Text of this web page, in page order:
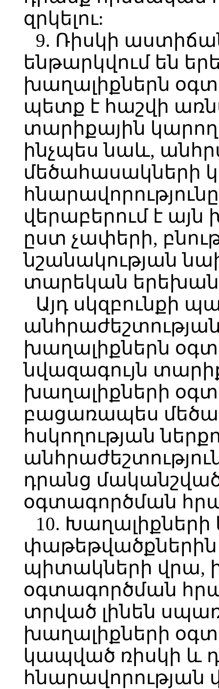
զրկելու:
9. Ռիսկի
ենթարկվում են
խաղալիքներն
պետք է հաշվի
տարիքային
ինչպես նաև,
մեծահասակների
վերաբերում է այն
ըստ չափերի,
նշանակության
տարեկան
Այդ սկզբունքի
խաղալիքներն
նվազագույն
խաղալիքների
բացառապես
հսկողության
դրանց
օգտագործման
10.
պիտակների վրա,
օգտագործման
տրված լինեն
խաղալիքների
կապված ռիսկի և
հնարավորության